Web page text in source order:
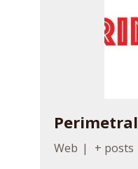
Perimetral
Web |
+ posts